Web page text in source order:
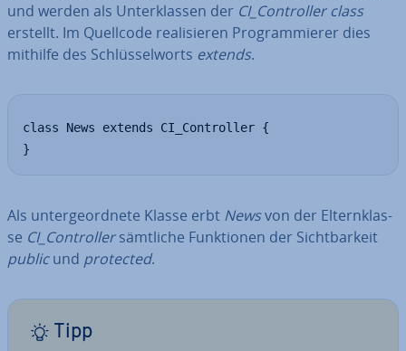
und werden als Un­ter­klas­sen der CI_Con­trol­ler class
erstellt. Im Quellcode rea­li­sie­ren Pro­gram­mie­rer dies
mithilfe des Schlüs­sel­worts extends.
class News extends CI_Controller {
}
Als un­ter­ge­ord­ne­te Klasse erbt Newsvon der El­tern­klas­
se CI_Con­trol­lersämtliche Funk­tio­nen der Sicht­bar­keit
publicund protected.
Tipp